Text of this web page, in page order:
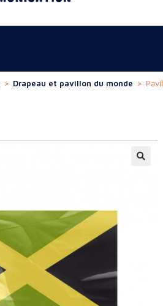
> Drapeau et pavillon du monde >